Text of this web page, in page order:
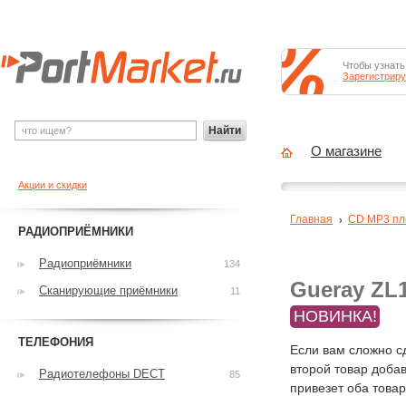
Gueray
НОВИНКА!
Если вам сложно
второй товар
привезет оба
Главная CD MP3
Акции и скидки
РАДИОПРИЁМНИКИ
Радиоприёмники 134
Сканирующие приёмники 11
ТЕЛЕФОНИЯ
Радиотелефоны DECT 85
Найти
Чтобы
О магазине